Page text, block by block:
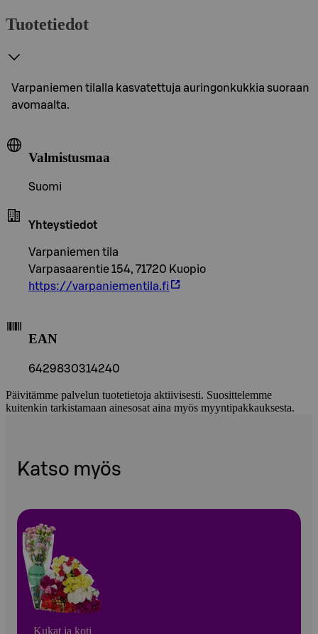
Tuotetiedot
Varpaniemen tilalla kasvatettuja auringonkukkia suoraan
avomaalta.
Valmistusmaa
Suomi
Yhteystiedot
Varpaniemen tila
Varpasaarentie 154, 71720 Kuopio
https://varpaniementila.fi
EAN
6429830314240
Päivitämme palvelun tuotetietoja aktiivisesti. Suosittelemme
kuitenkin tarkistamaan ainesosat aina myös myyntipakkauksesta.
Katso myös
Kukat ja koti